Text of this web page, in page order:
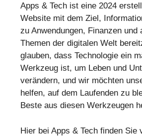
Apps & Tech ist eine 2024
Website mit dem Ziel,
zu Anwendungen, Finanzen und
Themen der digitalen Welt
glauben, dass Technologie ein
Werkzeug ist, um Leben und
verändern, und wir möchten
helfen, auf dem Laufenden zu
Beste aus diesen Werkzeugen
Hier bei Apps & Tech finden Sie